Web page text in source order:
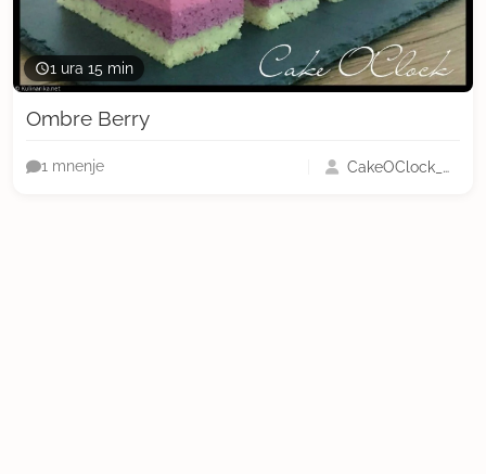
1 ura 15 min
Ombre Berry
1 mnenje CakeOClock_Urška